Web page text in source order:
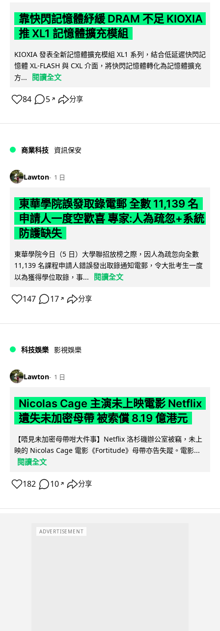
靠快閃記憶體紓緩 DRAM 不足 KIOXIA
推 XL1 記憶體擴充模組
KIOXIA 發表全新記憶體擴充模組 XL1 系列，結合低延遲快閃記
憶體 XL-FLASH 與 CXL 介面，將快閃記憶體轉化為記憶體擴充
方...
閱讀全文
84 5 ↗ 分享
商業科技 資訊保安
Lawton 1 日
東華學院誤發取錄電郵 全數 11,139 名
申請人一度空歡喜 專家:人為疏忽+系統
防護缺失
東華學院今日（5 日）大學聯招放榜之際，因人為疏忽向全數
11,139 名課程申請人錯誤發出取錄通知電郵，令大批考生一度
以為獲得學位取錄，事...
閱讀全文
147 17 ↗ 分享
科技娛樂 影視娛樂
Lawton 1 日
Nicolas Cage 主演未上映電影 Netflix
遺失未加密母帶 被索償 8.19 億港元
【唔見未加密母帶咁大件事】Netflix 洛杉磯辦公室被竊，未上
映的 Nicolas Cage 電影《Fortitude》母帶亦告失蹤。電影...
閱讀全文
182 10 ↗ 分享
ADVERTISEMENT